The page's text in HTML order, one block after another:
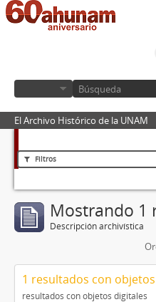
El Archivo Histórico de la UNAM
Filtros
Mostrando 1
Descripción archivística
1 resultados con
resultados con objetos digitales